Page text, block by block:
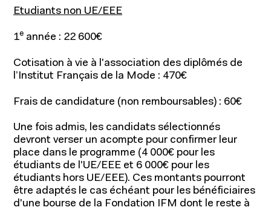
Etudiants non UE/EEE
1e année : 22 600€
Cotisation à vie à l'association des diplômés de
l’Institut Français de la Mode : 470€
Frais de candidature (non remboursables) : 60€
Une fois admis, les candidats sélectionnés
devront verser un acompte pour confirmer leur
place dans le programme (4 000€ pour les
étudiants de l'UE/EEE et 6 000€ pour les
étudiants hors UE/EEE). Ces montants pourront
être adaptés le cas échéant pour les bénéficiaires
d'une bourse de la Fondation IFM dont le reste à